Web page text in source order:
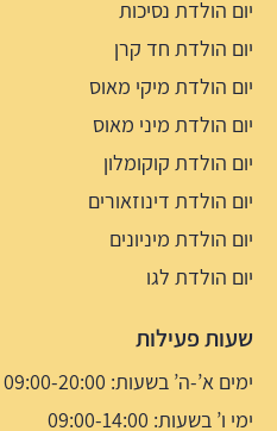
יום הולדת נסיכות
יום הולדת חד קרן
יום הולדת מיקי מאוס
יום הולדת מיני מאוס
יום הולדת קוקומלון
יום הולדת דינוזאורים
יום הולדת מיניונים
יום הולדת לגו
שעות פעילות
ימים א’-ה’ בשעות: 09:00-20:00
ימי ו’ בשעות: 09:00-14:00